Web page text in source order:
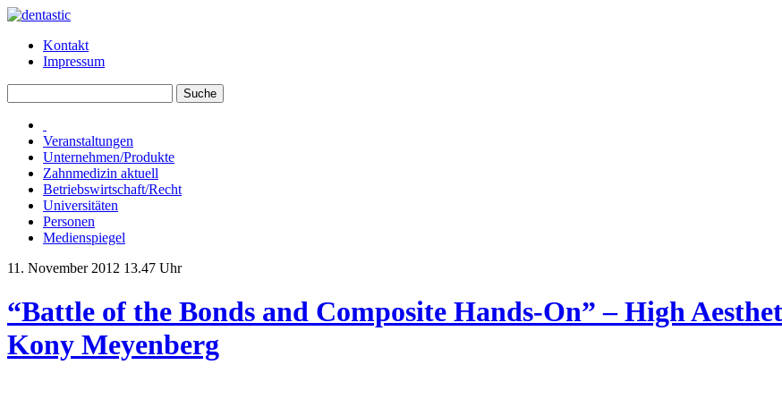
Kontakt
Impressum
Veranstaltungen
Unternehmen/Produkte
Zahnmedizin aktuell
Betriebswirtschaft/Recht
Universitäten
Personen
Medienspiegel
11. November 2012 13.47 Uhr
“Battle of the Bonds and Composite Hands-On” – High
Kony Meyenberg